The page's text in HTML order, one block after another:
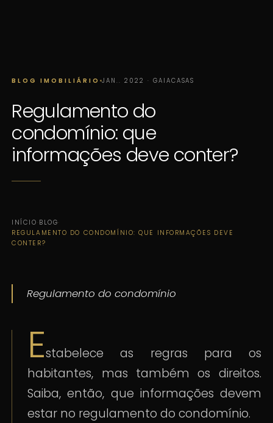
BLOG IMOBILIÁRIO JAN.. 2022 · GAIACASAS
Regulamento do
condomínio: que
informações deve conter?
INÍCIO·BLOG·
REGULAMENTO DO CONDOMÍNIO: QUE INFORMAÇÕES DEVE
CONTER?
Regulamento do condomínio
Estabelece as regras para os
habitantes, mas também os direitos.
Saiba, então, que informações devem
estar no regulamento do condomínio.